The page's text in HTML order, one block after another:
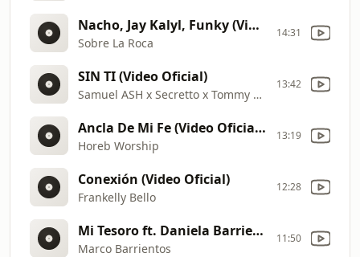
Nacho, Jay Kalyl, Funky (Video Oficial)
Sobre La Roca
14:31
SIN TI (Video Oficial)
Samuel ASH x Secretto x Tommy Royale
13:42
Ancla De Mi Fe (Video Oficial En Vivo)
Horeb Worship
13:19
Conexión (Video Oficial)
Frankelly Bello
12:28
Mi Tesoro ft. Daniela Barrientos (Video Oficial)
Marco Barrientos
11:50